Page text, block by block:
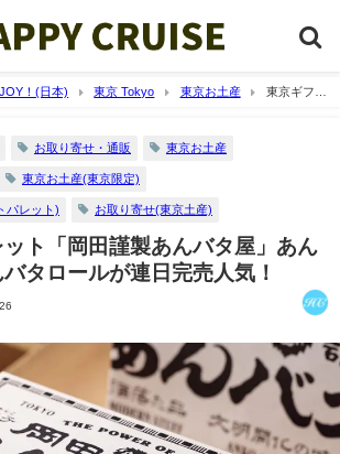
！(日本) 東京 Tokyo 東京お土産
東京ギフト
お取り寄せ・通販 東京お土産
東京お土産(東京限定)
パレット) お取り寄せ(東京土産)
ト「岡田謹製あんバタ屋」あん
タロールが連日完売人気！